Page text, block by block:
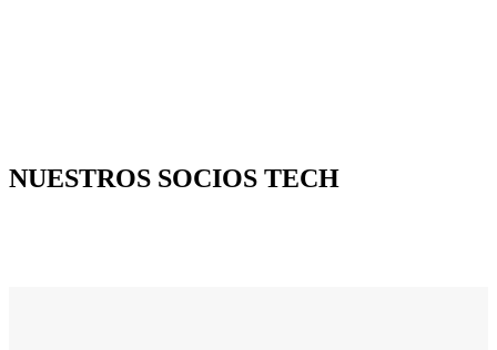
NUESTROS SOCIOS TECH